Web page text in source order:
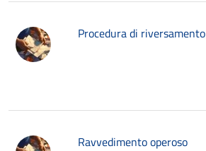
Procedura di riversamento
Ravvedimento operoso